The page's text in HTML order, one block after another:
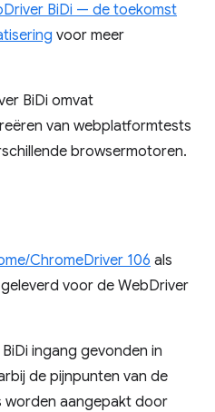
BiDi — de toekomst
voor meer
BiDi omvat
van webplatformtests
browsermotoren.
ChromeDriver 106 als
voor de WebDriver
ingang gevonden in
de pijnpunten van de
worden aangepakt door